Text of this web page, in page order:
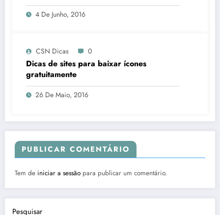
4 De Junho, 2016
CSN Dicas 0
Dicas de sites para baixar ícones
gratuitamente
26 De Maio, 2016
PUBLICAR COMENTÁRIO
Tem de iniciar a sessão para publicar um comentário.
Pesquisar